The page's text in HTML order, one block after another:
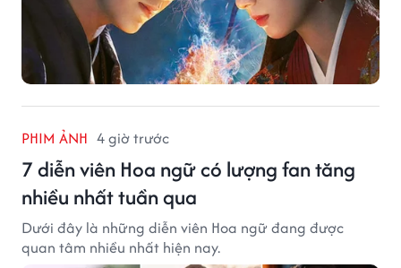
PHIM ẢNH 4 giờ trước
7 diễn viên Hoa ngữ có lượng fan tăng
nhiều nhất tuần qua
Dưới đây là những diễn viên Hoa ngữ đang được
quan tâm nhiều nhất hiện nay.